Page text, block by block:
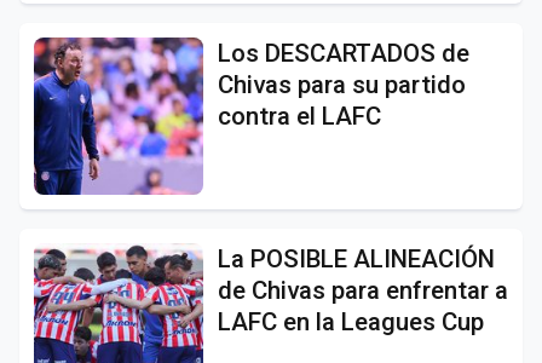
Los DESCARTADOS de
Chivas para su partido
contra el LAFC
La POSIBLE ALINEACIÓN
de Chivas para enfrentar a
LAFC en la Leagues Cup